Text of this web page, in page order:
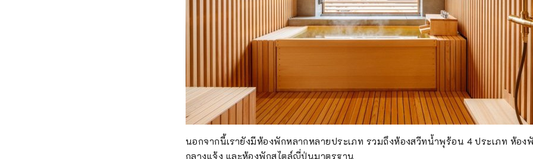
นอกจากนี้เรายังมีห้องพักหลากหลายประเภท รวมถึงห้องสวีทน้ำพุร้อน 4 ประเภท ห้อง
กลางแจ้ง และห้องพักสไตล์ญี่ปุ่นมาตรฐาน